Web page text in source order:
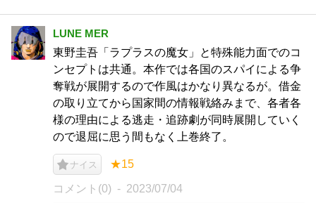
LUNE MER
東野圭吾「ラプラスの魔女」と特殊能力面でのコ
ンセプトは共通。本作では各国のスパイによる争
奪戦が展開するので作風はかなり異なるが。借金
の取り立てから国家間の情報戦絡みまで、各者各
様の理由による逃走・追跡劇が同時展開していく
ので退屈に思う間もなく上巻終了。
ナイス ★15
コメント(0) 2023/07/04